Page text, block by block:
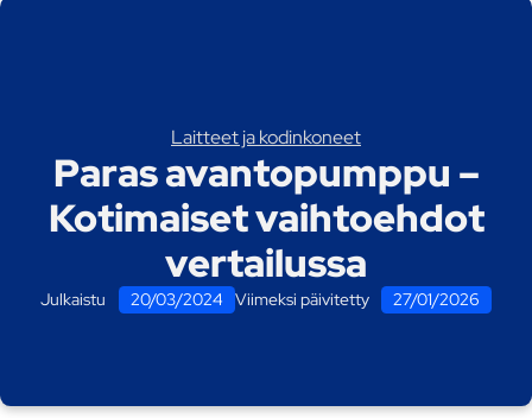
Laitteet ja kodinkoneet
Paras avantopumppu –
Kotimaiset vaihtoehdot
vertailussa
Julkaistu 20/03/2024 Viimeksi päivitetty 27/01/2026